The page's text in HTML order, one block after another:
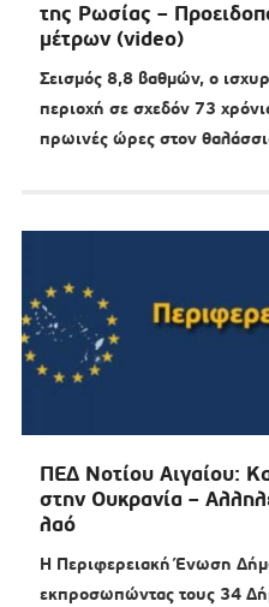
της Ρωσίας –
μέτρων (video)
Σεισμός 8,8 βαθμών, ο
περιοχή σε σχεδόν 73
πρωινές ώρες στον
ΠΕΔ Νοτίου Αιγαίου:
στην Ουκρανία –
λαό
Η Περιφερειακή Ένωση
εκπροσωπώντας τους 34